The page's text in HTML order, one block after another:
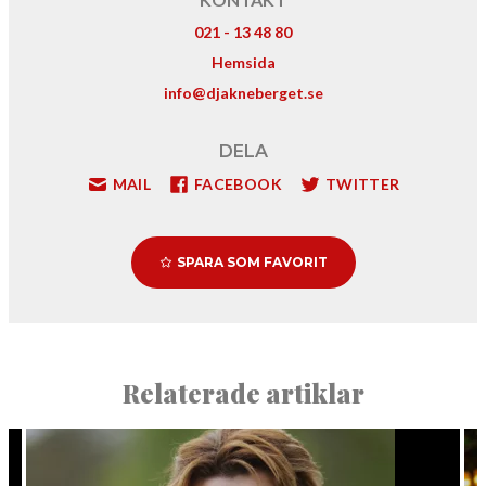
021 - 13 48 80
Hemsida
info@djakneberget.se
DELA
MAIL FACEBOOK TWITTER
SPARA SOM FAVORIT
Relaterade artiklar